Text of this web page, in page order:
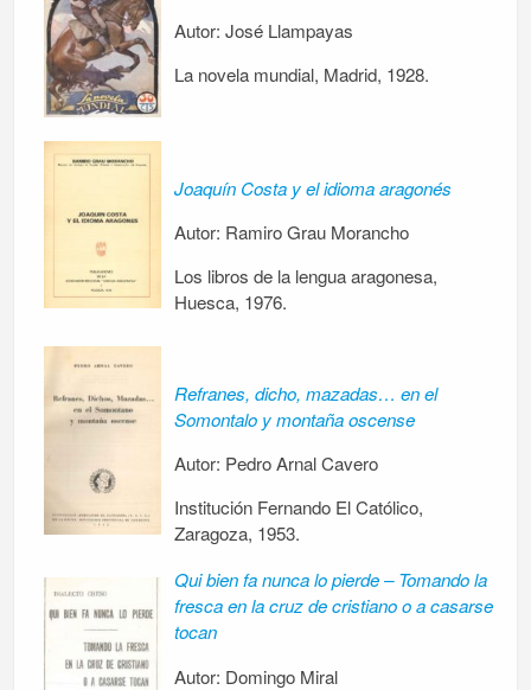
Autor: José Llampayas
La novela mundial, Madrid, 1928.
Joaquín Costa y el idioma aragonés
Autor: Ramiro Grau Morancho
Los libros de la lengua aragonesa,
Huesca, 1976.
Refranes, dicho, mazadas… en el
Somontalo y montaña oscense
Autor: Pedro Arnal Cavero
Institución Fernando El Católico,
Zaragoza, 1953.
Qui bien fa nunca lo pierde – Tomando la
fresca en la cruz de cristiano o a casarse
tocan
Autor: Domingo Miral